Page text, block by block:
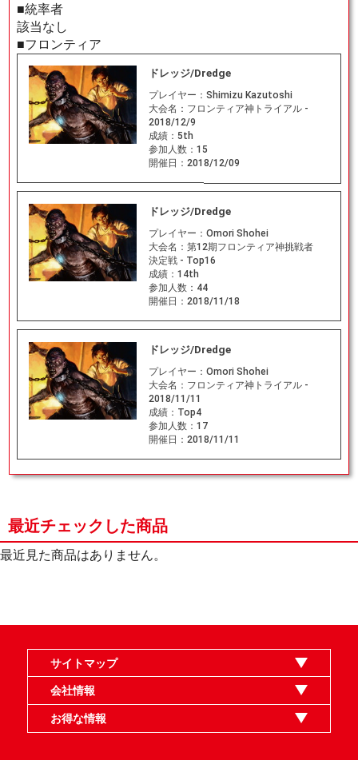
■統率者
該当なし
■フロンティア
ドレッジ/Dredge
プレイヤー： Shimizu Kazutoshi
大会名： フロンティア神トライアル -
2018/12/9
成績： 5th
参加人数： 15
開催日： 2018/12/09
ドレッジ/Dredge
プレイヤー： Omori Shohei
大会名： 第12期フロンティア神挑戦者
決定戦 - Top16
成績： 14th
参加人数： 44
開催日： 2018/11/18
ドレッジ/Dredge
プレイヤー： Omori Shohei
大会名： フロンティア神トライアル -
2018/11/11
成績： Top4
参加人数： 17
開催日： 2018/11/11
最近チェックした商品
最近見た商品はありません。
サイトマップ
オンラインショップ
買取
記事
選手一覧
デッキ検索
デッキ構築
イベント・大会
店舗のご案内
お問い合わせ
ヘルプ
FAQ
会社情報
利用規約
スタッフ募集
特定商取引法表示
個人情報保護指針
企業情報
お得な情報